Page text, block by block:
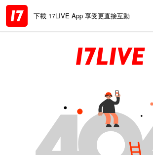
下載 17LIVE App 享受更直接互動